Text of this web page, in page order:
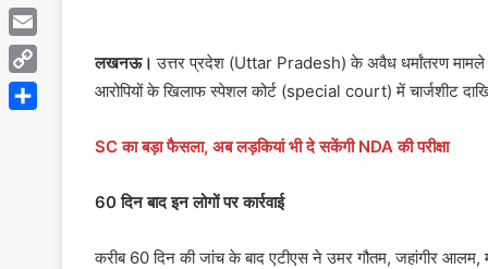
लखनऊ।उत्तर प्रदेश (Uttar Pradesh) के अवैध धर्मांतरण
आरोपियों के खिलाफ स्पेशल कोर्ट (special court) में चार्जशीट
SC का बड़ा फैसला, अब लड़कियां भी दे सकेंगी NDA की परीक्षा
60 दिन बाद इन लोगों पर कार्रवाई
करीब 60 दिन की जांच के बाद एटीएस ने उमर गौतम, जहांगीर
Telegram
Email
Copy
Link